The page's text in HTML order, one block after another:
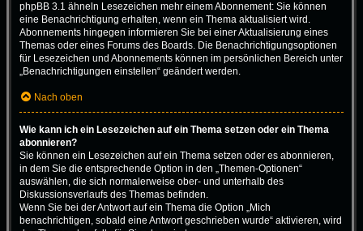
phpBB 3.1 ähneln Lesezeichen mehr einem Abonnement: Sie können
eine Benachrichtigung erhalten, wenn ein Thema aktualisiert wird.
Abonnements hingegen informieren Sie bei einer Aktualisierung eines
Themas oder eines Forums des Boards. Die Benachrichtigungsoptionen
für Lesezeichen und Abonnements können im persönlichen Bereich unter
„Benachrichtigungen einstellen“ geändert werden.
Nach oben
Wie kann ich ein Lesezeichen auf ein Thema setzen oder ein Thema
abonnieren?
Sie können ein Lesezeichen auf ein Thema setzen oder es abonnieren,
in dem Sie die entsprechende Option in den „Themen-Optionen“
auswählen, die sich normalerweise ober- und unterhalb des
Diskussionsverlaufs des Themas befinden.
Wenn Sie bei der Antwort auf ein Thema die Option „Mich
benachrichtigen, sobald eine Antwort geschrieben wurde“ aktivieren, wird